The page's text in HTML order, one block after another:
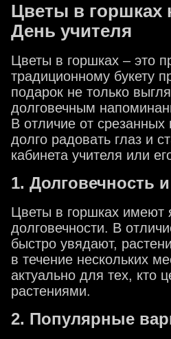
Цветы в горшках
День учителя
Цветы в горшках – это
традиционному букету
подарок не только
долговечным
В отличие от срезанных
долго радовать глаз и
кабинета учителя или
1. Долговечность
Цветы в горшках имеют
долговечности. В
быстро увядают,
в течение нескольких
актуально для тех, кто
растениями.
2. Популярные